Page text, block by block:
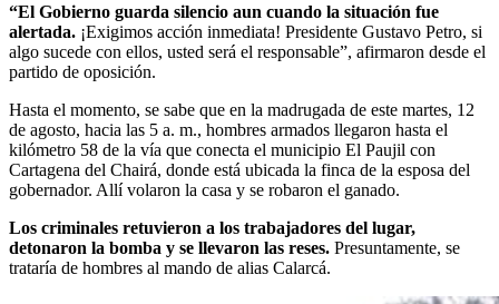
“El Gobierno guarda silencio aun cuando la situación fue
alertada. ¡Exigimos acción inmediata! Presidente Gustavo Petro, si
algo sucede con ellos, usted será el responsable”, afirmaron desde el
partido de oposición.
Hasta el momento, se sabe que en la madrugada de este martes, 12
de agosto, hacia las 5 a. m., hombres armados llegaron hasta el
kilómetro 58 de la vía que conecta el municipio El Paujil con
Cartagena del Chairá, donde está ubicada la finca de la esposa del
gobernador. Allí volaron la casa y se robaron el ganado.
Los criminales retuvieron a los trabajadores del lugar,
detonaron la bomba y se llevaron las reses. Presuntamente, se
trataría de hombres al mando de alias Calarcá.